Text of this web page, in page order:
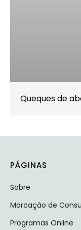
Queques de
PÁGINAS
Sobre
Marcação de
Programas Online